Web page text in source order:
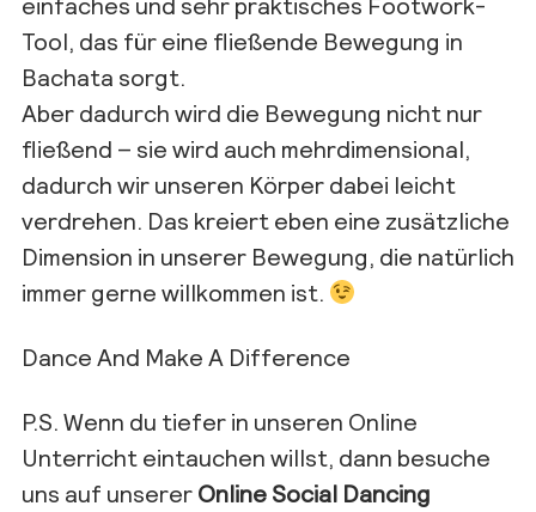
Tool, das für eine fließende Bewegung in
Bachata sorgt.
Aber dadurch wird die Bewegung nicht nur
fließend – sie wird auch mehrdimensional,
dadurch wir unseren Körper dabei leicht
verdrehen. Das kreiert eben eine zusätzliche
Dimension in unserer Bewegung, die natürlich
immer gerne willkommen ist.
Dance And Make A Difference
P.S. Wenn du tiefer in unseren Online
Unterricht eintauchen willst, dann besuche
uns auf unserer Online Social Dancing